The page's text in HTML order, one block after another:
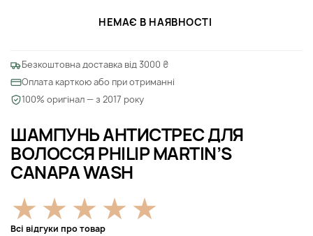
ШАМПУНЬ АНТИСТРЕС ДЛЯ
ВОЛОССЯ PHILIP MARTIN’S
CANAPA WASH
Всі відгуки про товар
НЕМАЄ В НАЯВНОСТІ
Безкоштовна доставка від 3000 ₴
Оплата карткою або при отриманні
100% оригінал — з 2017 року